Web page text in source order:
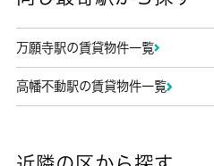
万願寺駅の賃貸物件一覧
高幡不動駅の賃貸物件一覧